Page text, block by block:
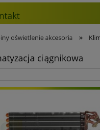
oświetlenie akcesoria »
ciągnikowa